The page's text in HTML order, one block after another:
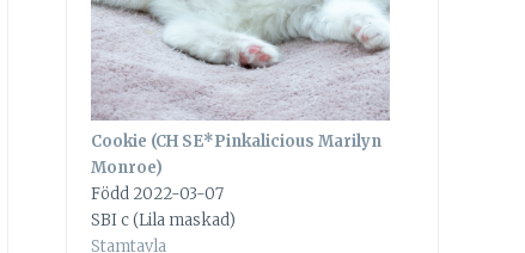
Cookie (CH SE*Pinkalicious Marilyn
Monroe)
Född 2022-03-07
SBI c (Lila maskad)
Stamtavla